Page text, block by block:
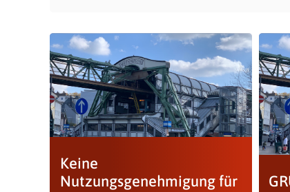
Keine
Nutzungsgenehmigung für